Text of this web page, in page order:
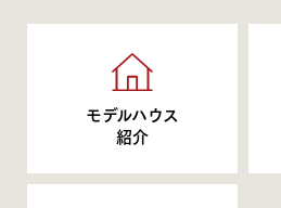
モデルハウス
紹介